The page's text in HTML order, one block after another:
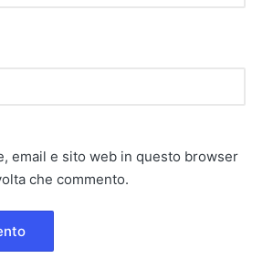
email e sito web in questo browser
che commento.